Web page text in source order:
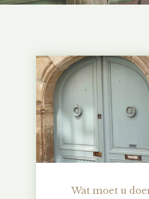
Wat moet u